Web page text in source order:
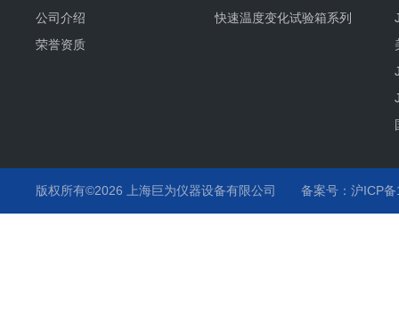
公司介绍
荣誉资质
快速温度变化试验箱系列
版权所有©2026 上海巨为仪器设备有限公司 备案号：沪ICP